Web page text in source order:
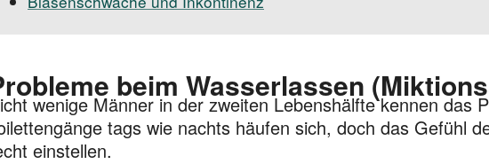
beim Wasserlassen
wenige Männer in der zweiten Lebenshälfte kennen das
tags wie nachts häufen sich, doch das Gefühl
einstellen.